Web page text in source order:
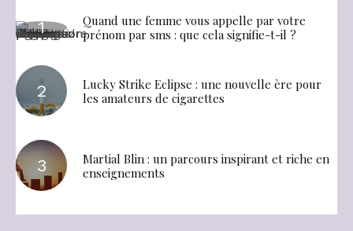
Quand une femme vous appelle par votre
prénom par sms : que cela signifie-t-il ?
Lucky Strike Eclipse : une nouvelle ère pour
les amateurs de cigarettes
Martial Blin : un parcours inspirant et riche en
enseignements